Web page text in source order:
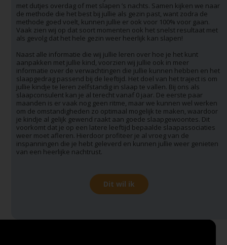
met dutjes overdag of met slapen ’s nachts. Samen kijken we naar
de methode die het best bij jullie als gezin past, want zodra de
methode goed voelt, kunnen jullie er ook voor 100% voor gaan.
Vaak zien wij op dat soort momenten ook het snelst resultaat met
als gevolg dat het hele gezin weer heerlijk kan slapen!
Naast alle informatie die wij jullie leren over hoe je het kunt
aanpakken met jullie kind, voorzien wij jullie ook in meer
informatie over de verwachtingen die jullie kunnen hebben en het
slaapgedrag passend bij de leeftijd. Het doel van het traject is om
jullie kindje te leren zelfstandig in slaap te vallen. Bij ons als
slaapconsulent kan je al terecht vanaf 0 jaar. De eerste paar
maanden is er vaak nog geen ritme, maar we kunnen wel werken
om de omstandigheden zo optimaal mogelijk te maken, waardoor
je kindje al gelijk gewend raakt aan goede slaapgewoontes. Dit
voorkomt dat je op een latere leeftijd bepaalde slaapassociaties
weer moet afleren. Hierdoor profiteer je al vroeg van de
inspanningen die je hebt geleverd en kunnen jullie weer genieten
van een heerlijke nachtrust.
Dit wil ik